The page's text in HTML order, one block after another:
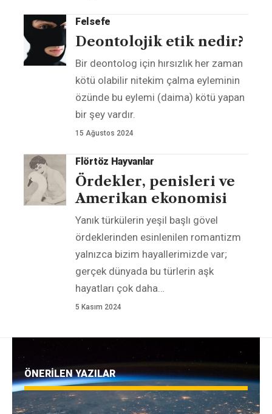
Felsefe
Deontolojik etik nedir?
Bir deontolog için hırsızlık her zaman
kötü olabilir nitekim çalma eyleminin
özünde bu eylemi (daima) kötü yapan
bir şey vardır.
15 Ağustos 2024
Flörtöz Hayvanlar
Ördekler, penisleri ve
Amerikan ekonomisi
Yanık türkülerin yeşil başlı gövel
ördeklerinden esinlenilen romantizm
yalnızca bizim hayallerimizde var;
gerçek dünyada bu türlerin aşk
hayatları çok daha
5 Kasım 2024
ÖNERİLEN YAZILAR